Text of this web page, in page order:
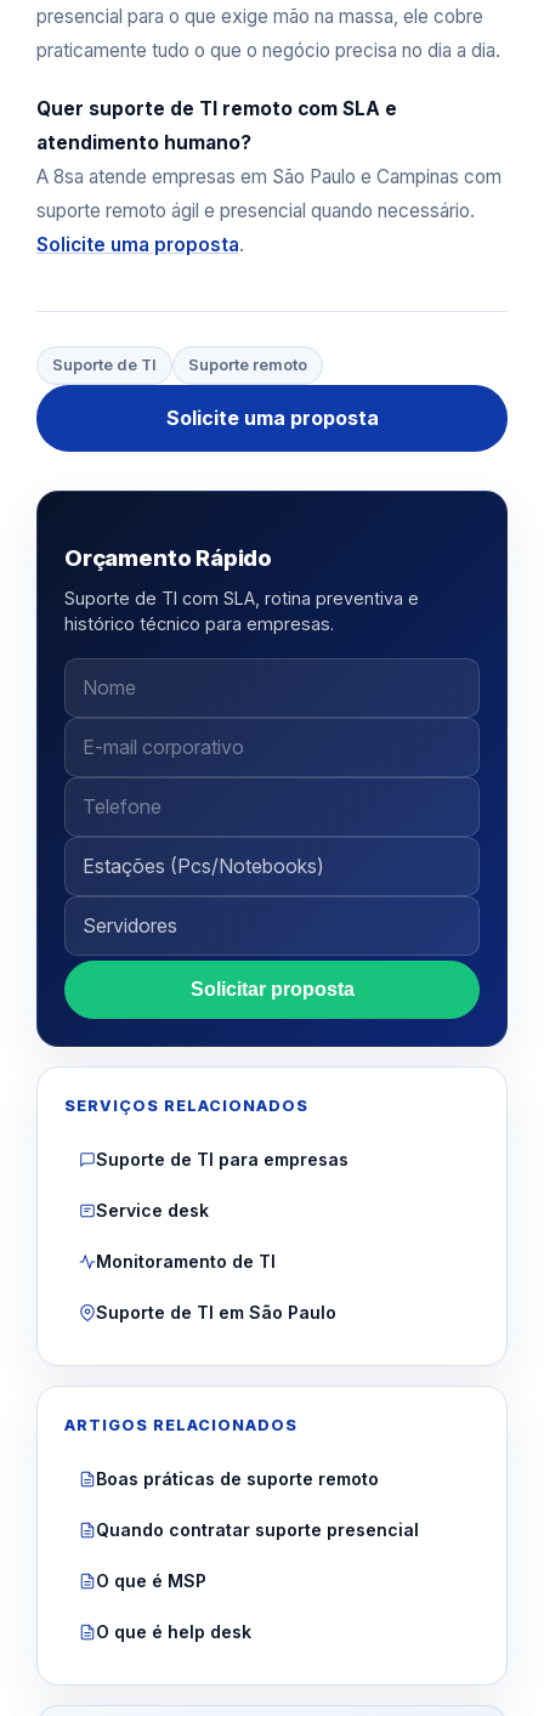
presencial para o que exige mão na massa, ele cobre
praticamente tudo o que o negócio precisa no dia a dia.
Quer suporte de TI remoto com SLA e
atendimento humano?
A 8sa atende empresas em São Paulo e Campinas com
suporte remoto ágil e presencial quando necessário.
Solicite uma proposta.
Suporte de TI Suporte remoto
Solicite uma proposta
Orçamento Rápido
Suporte de TI com SLA, rotina preventiva e
histórico técnico para empresas.
Solicitar proposta
SERVIÇOS RELACIONADOS
Suporte de TI para empresas
Service desk
Monitoramento de TI
Suporte de TI em São Paulo
ARTIGOS RELACIONADOS
Boas práticas de suporte remoto
Quando contratar suporte presencial
O que é MSP
O que é help desk